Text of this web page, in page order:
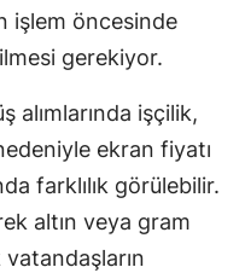
işlem öncesinde
gerekiyor.
alımlarında işçilik,
ekran fiyatı
farklılık görülebilir.
altın veya gram
vatandaşların